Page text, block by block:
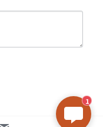
1